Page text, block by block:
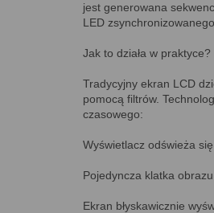
jest generowana
LED
Jak to działa w praktyce?
Tradycyjny ekran LCD
pomocą filtrów.
czasowego:
Wyświetlacz odświeża
Pojedyncza klatka
Ekran błyskawicznie